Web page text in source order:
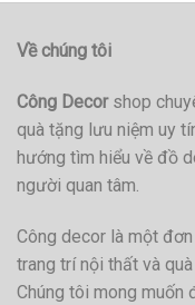
Về chúng tôi
Công Decorshop
quà tặng lưu niệm uy
hướng tìm hiểu về đồ
người quan tâm.
Công decor là một
trang trí nội thất và
Chúng tôi mong muốn